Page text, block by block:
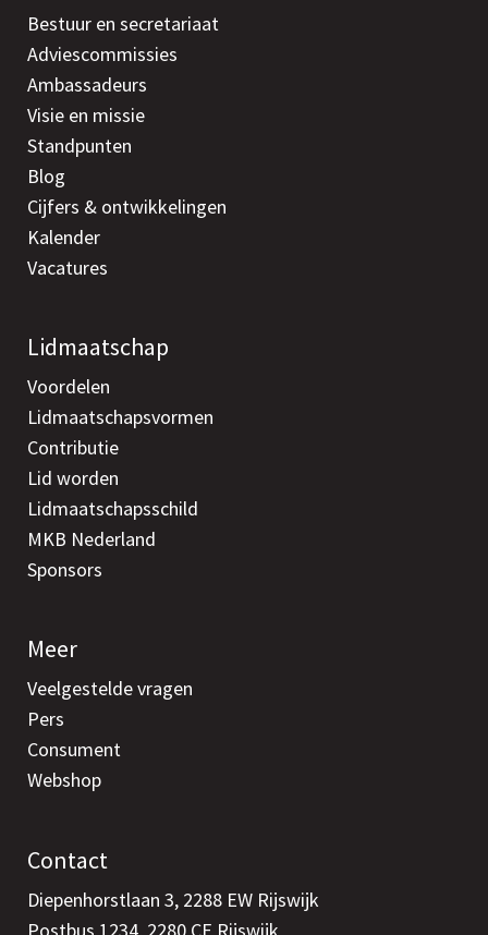
Bestuur en secretariaat
Adviescommissies
Ambassadeurs
Visie en missie
Standpunten
Blog
Cijfers & ontwikkelingen
Kalender
Vacatures
Lidmaatschap
Voordelen
Lidmaatschapsvormen
Contributie
Lid worden
Lidmaatschapsschild
MKB Nederland
Sponsors
Meer
Veelgestelde vragen
Pers
Consument
Webshop
Contact
Diepenhorstlaan 3, 2288 EW Rijswijk
Postbus 1234, 2280 CE Rijswijk